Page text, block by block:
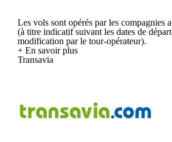
Les vols sont opérés par les compagnies
(à titre indicatif suivant les dates de
modification par le tour-opérateur).
+ En savoir plus
Transavia